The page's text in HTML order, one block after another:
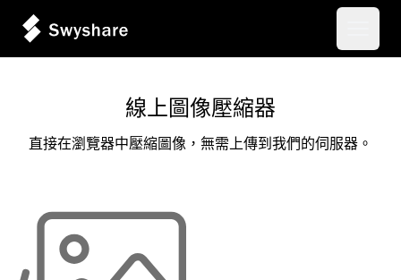
線上圖像壓縮器
直接在瀏覽器中壓縮圖像，無需上傳到我們的伺服器。